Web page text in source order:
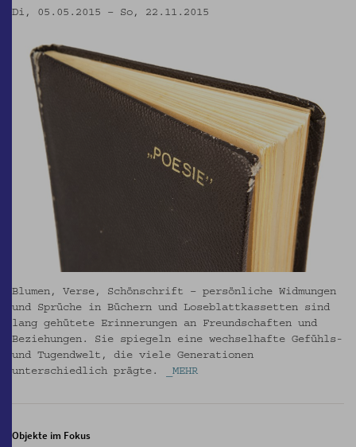
Di, 05.05.2015 – So, 22.11.2015
Blumen, Verse, Schönschrift – persönliche Widmungen
und Sprüche in Büchern und Loseblattkassetten sind
lang gehütete Erinnerungen an Freundschaften und
Beziehungen. Sie spiegeln eine wechselhafte Gefühls-
und Tugendwelt, die viele Generationen
unterschiedlich prägte.
_MEHR
Objekte im Fokus